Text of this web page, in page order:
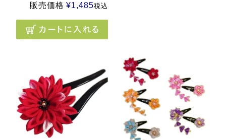
販売価格 ¥1,485税込